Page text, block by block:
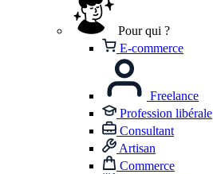
Pour qui ?
E-commerce
Freelance
Profession libérale
Consultant
Artisan
Commerce